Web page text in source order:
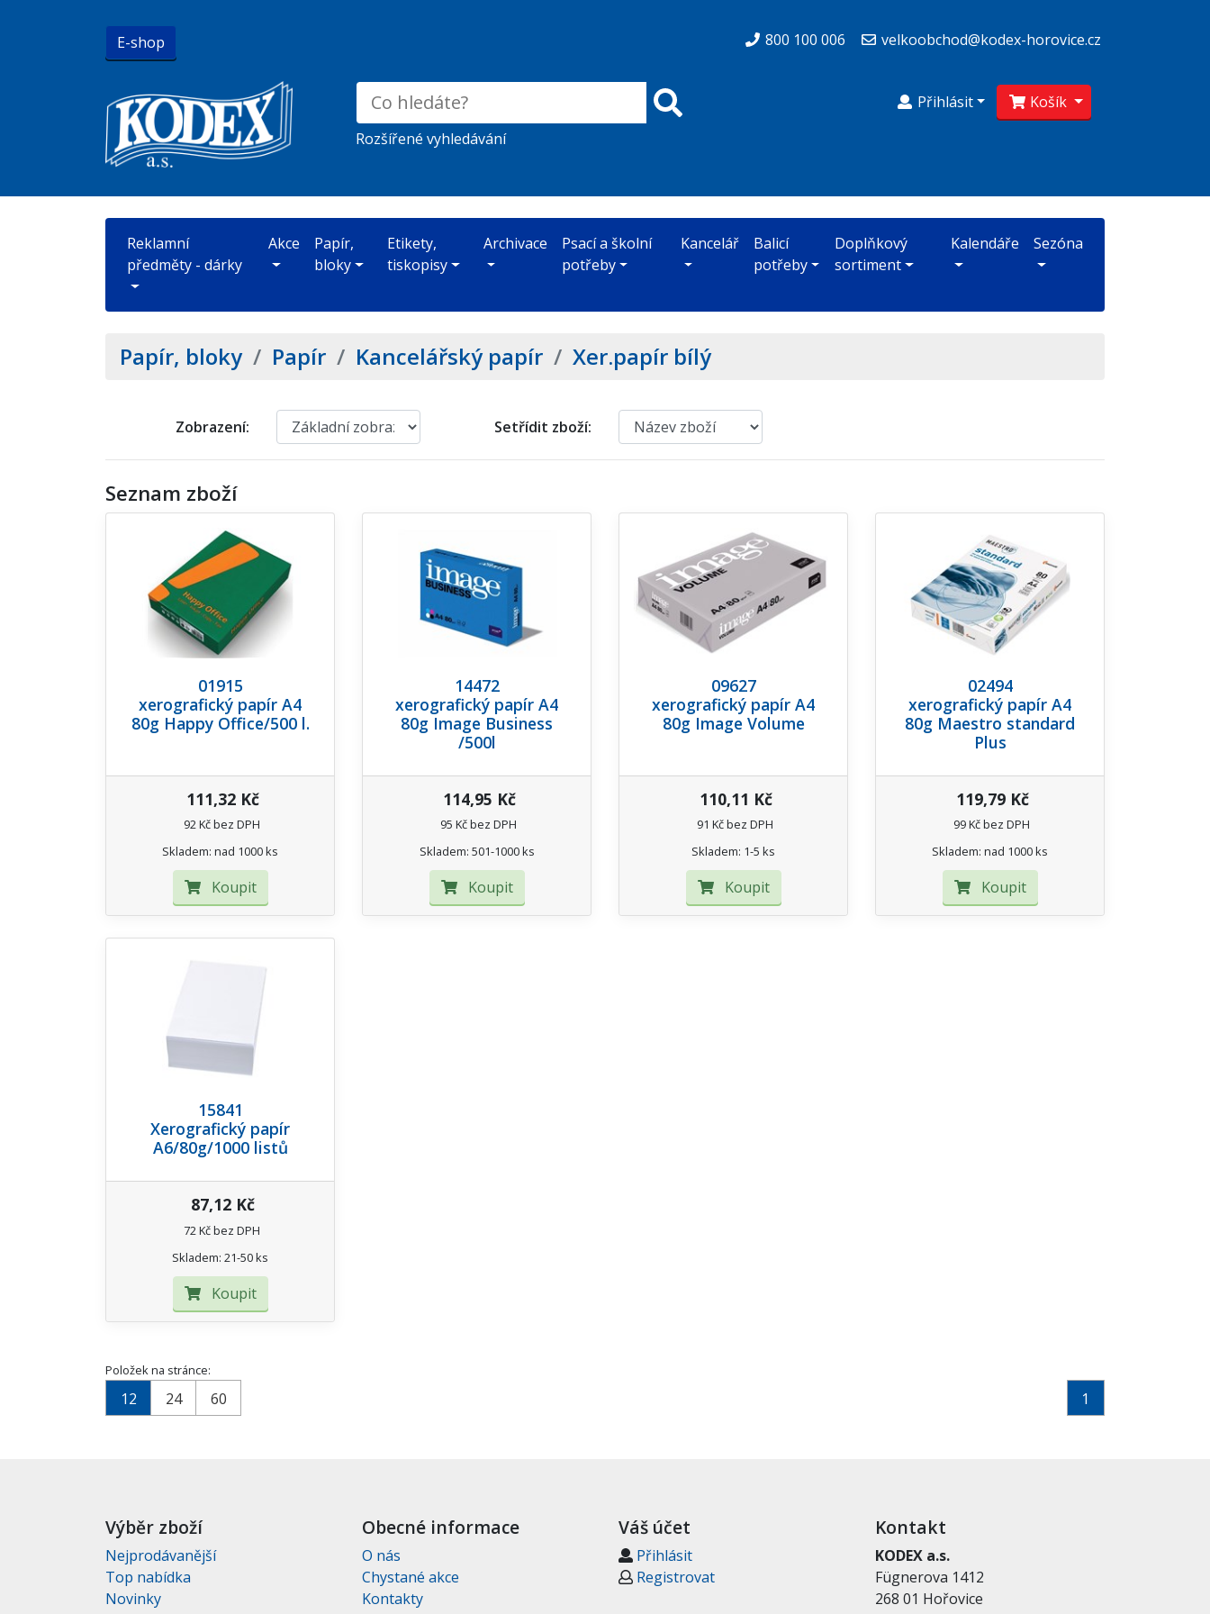
E-shop 800 100 006 velkoobchod@kodex-horovice.cz
Rozšířené vyhledávání
Košík
Přihlásit
Reklamní
předměty - dárky
Akce
Papír,
bloky
Etikety,
tiskopisy
Archivace
Psací a školní
potřeby
Kancelář
Balicí
potřeby
Doplňkový
sortiment
Kalendáře Sezóna
Papír, bloky/ Papír / Kancelářský papír / Xer.papír bílý
Zobrazení: Setřídit zboží:
Seznam zboží
01915
xerografický papír A4
80g Happy Office/500 l.
111,32 Kč
92 Kč bez DPH
Skladem: nad 1000 ks
Koupit
14472
xerografický papír A4
80g Image Business
/500l
114,95 Kč
95 Kč bez DPH
Skladem: 501-1000 ks
Koupit
09627
xerografický papír A4
80g Image Volume
110,11 Kč
91 Kč bez DPH
Skladem: 1-5 ks
Koupit
02494
xerografický papír A4
80g Maestro standard
Plus
119,79 Kč
99 Kč bez DPH
Skladem: nad 1000 ks
Koupit
15841
Xerografický papír
A6/80g/1000 listů
87,12 Kč
72 Kč bez DPH
Skladem: 21-50 ks
Koupit
Položek na stránce:
12 24 60 1
Výběr zboží
Nejprodávanější
Top nabídka
Novinky
Obecné informace
O nás
Chystané akce
Kontakty
Váš účet
Přihlásit
Registrovat
Kontakt
KODEX a.s.
Fügnerova 1412
268 01 Hořovice